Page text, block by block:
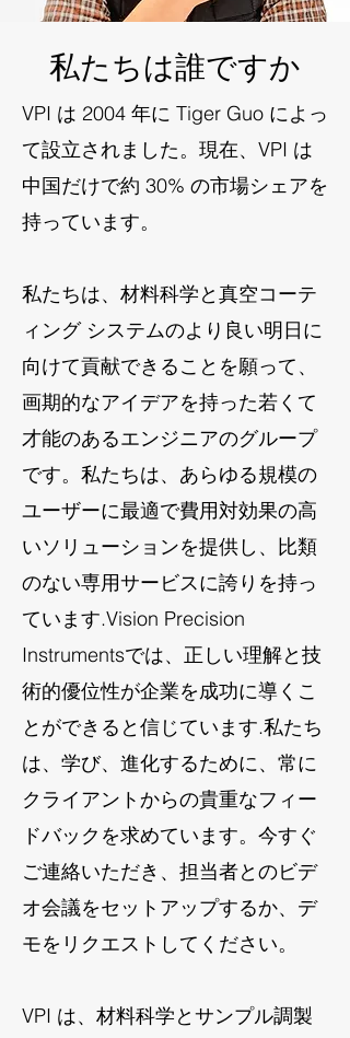
私たちは誰ですか
VPI は 2004 年に Tiger Guo によっ
て設立されました。現在、VPI は
中国だけで約 30% の市場シェアを
持っています。
私たちは、材料科学と真空コーテ
ィング システムのより良い明日に
向けて貢献できることを願って、
画期的なアイデアを持った若くて
才能のあるエンジニアのグループ
です。私たちは、あらゆる規模の
ユーザーに最適で費用対効果の高
いソリューションを提供し、比類
のない専用サービスに誇りを持っ
ています.Vision Precision
Instrumentsでは、正しい理解と技
術的優位性が企業を成功に導くこ
とができると信じています.私たち
は、学び、進化するために、常に
クライアントからの貴重なフィー
ドバックを求めています。今すぐ
ご連絡いただき、担当者とのビデ
オ会議をセットアップするか、デ
モをリクエストしてください。
VPI は、材料科学とサンプル調製